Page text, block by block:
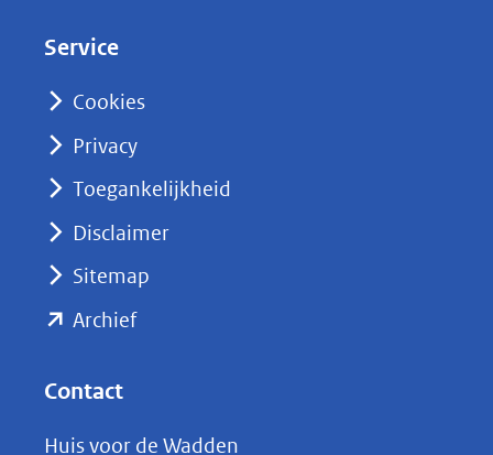
nieuw
naar
Service
Cookies
Privacy
Toegankelijkheid
Disclaimer
Sitemap
Archief(opent
Contact
Huis voor de Wadden